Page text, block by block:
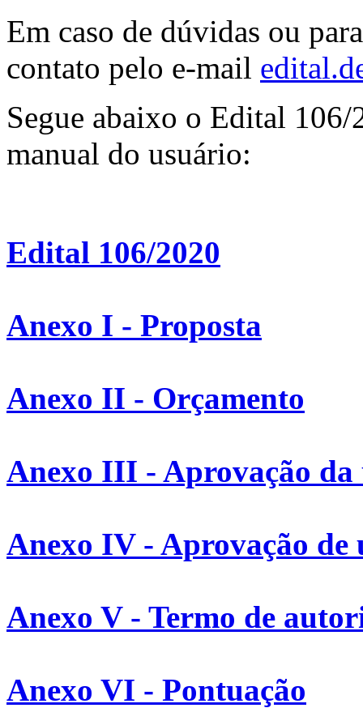
Em caso de dúvidas ou
contato pelo e-mail
Segue abaixo o Edital 106/
manual do usuário:
Edital 106/2020
Anexo I - Proposta
Anexo II - Orçamento
Anexo III - Aprovação da
Anexo IV - Aprovação de
Anexo V - Termo de
Anexo VI - Pontuação